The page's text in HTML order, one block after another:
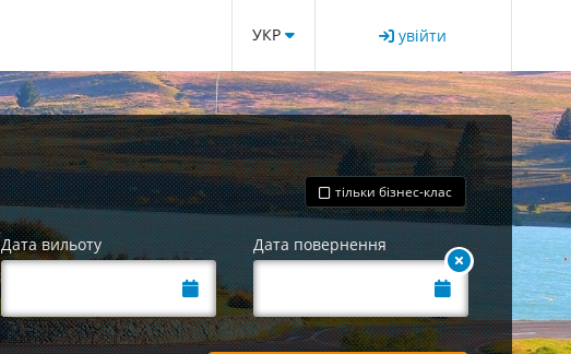
УКР увійти
тільки бізнес-клас
Дата вильоту Дата повернення